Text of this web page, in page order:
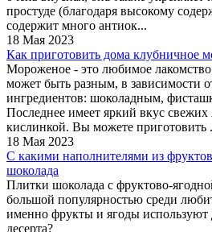
простуде (благодаря высокому
содержит много антиок...
18 Мая 2023
Как приготовить дома клубничное
Мороженое - это любимое
может быть разным, в зависимости
ингредиентов: шоколадным,
Последнее имеет яркий вкус свежих
кислинкой. Вы можете приготовить
18 Мая 2023
С какими наполнителями из
шоколада
Плитки шоколада с фруктово-
большой популярностью среди
именно фрукты и ягоды используют
десерта?